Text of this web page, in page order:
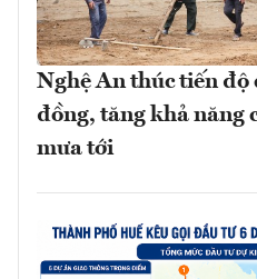
Nghệ An thúc tiến độ
đồng, tăng khả năng
mưa tới